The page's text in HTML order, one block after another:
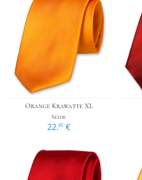
Orange Krawatte XL
Seide
22.95 €